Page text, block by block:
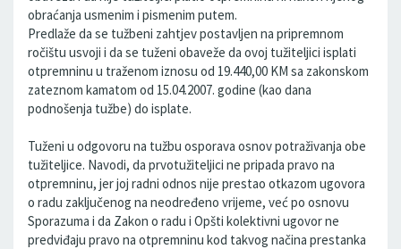
obraćanja usmenim i pismenim putem.
Predlaže da se tužbeni zahtjev postavljen na pripremnom
ročištu usvoji i da se tuženi obaveže da ovoj tužiteljici isplati
otpremninu u traženom iznosu od 19.440,00 KM sa zakonskom
zateznom kamatom od 15.04.2007. godine (kao dana
podnošenja tužbe) do isplate.
Tuženi u odgovoru na tužbu osporava osnov potraživanja obe
tužiteljice. Navodi, da prvotužiteljici ne pripada pravo na
otpremninu, jer joj radni odnos nije prestao otkazom ugovora
o radu zaključenog na neodređeno vrijeme, već po osnovu
Sporazuma i da Zakon o radu i Opšti kolektivni ugovor ne
predviđaju pravo na otpremninu kod takvog načina prestanka